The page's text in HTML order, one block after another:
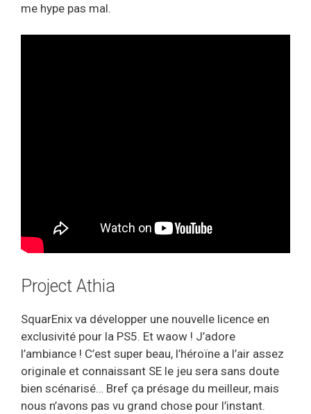
me hype pas mal.
Project Athia
SquarEnix va développer une nouvelle licence en
exclusivité pour la PS5. Et waow ! J’adore
l’ambiance ! C’est super beau, l’héroïne a l’air assez
originale et connaissant SE le jeu sera sans doute
bien scénarisé… Bref ça présage du meilleur, mais
nous n’avons pas vu grand chose pour l’instant.